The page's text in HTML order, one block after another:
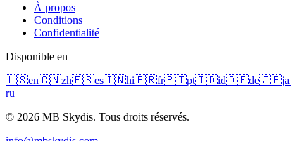
À propos
Conditions
Confidentialité
Disponible en
🇺🇸en🇨🇳zh🇪🇸es🇮🇳hi🇫🇷fr🇵🇹pt🇮🇩id🇩🇪de🇯🇵ja
ru
© 2026 MB Skydis. Tous droits réservés.